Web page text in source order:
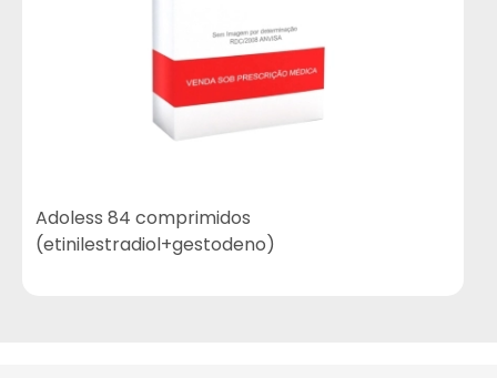
Adoless 84 comprimidos
(etinilestradiol+gestodeno)